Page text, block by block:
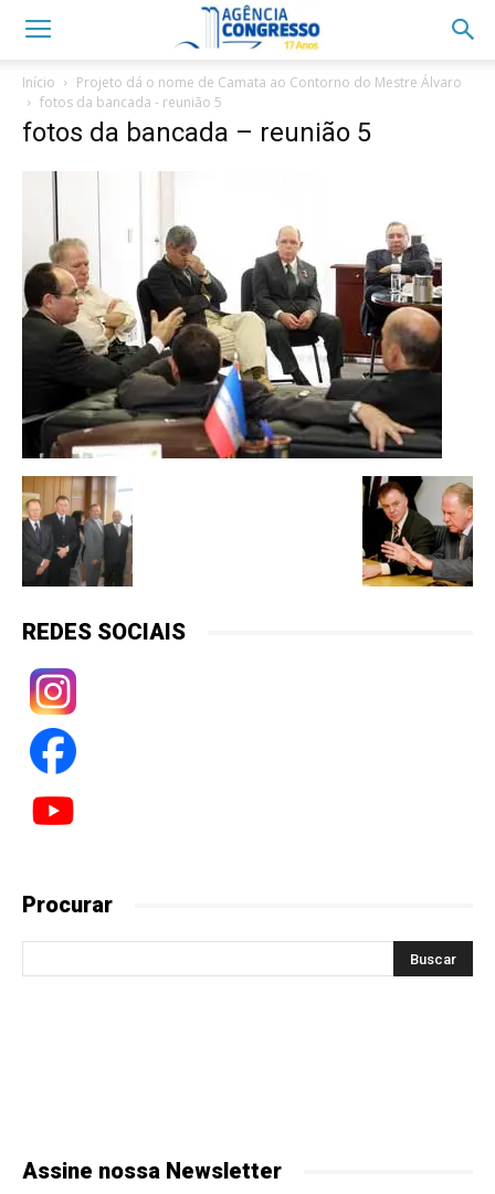
Início
Projeto dá o nome de Camata ao Contorno do Mestre Álvaro
fotos da bancada - reunião 5
fotos da bancada – reunião 5
REDES SOCIAIS
Procurar
Assine nossa Newsletter